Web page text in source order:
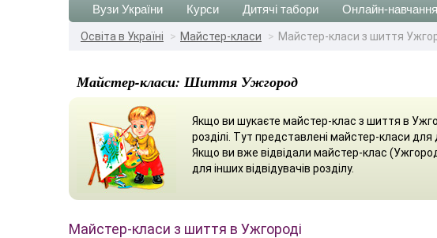
Вузи України Курси Дитячі табори Онлайн-навчання
Освіта в Україні Майстер-класи Майстер-класи з шиття
Майстер-класи: Шиття Ужгород
Якщо ви шукаєте майстер-клас з шиття в
розділі. Тут представлені майстер-класи
Якщо ви вже відвідали майстер-клас
для інших відвідувачів розділу.
Майстер-класи з шиття в Ужгороді